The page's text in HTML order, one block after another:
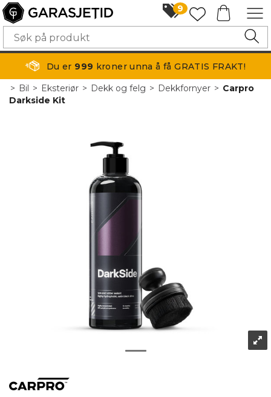
9
Du er 999 kroner unna å få GRATIS FRAKT!
> Bil> Eksteriør> Dekk og felg> Dekkfornyer>Carpro
Darkside Kit